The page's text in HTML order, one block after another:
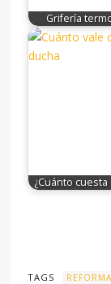
Grifería
¿Cuánto
TAGS